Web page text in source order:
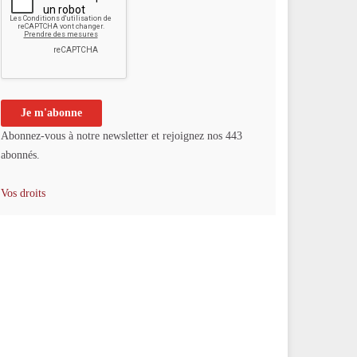
Abonnez-vous à notre newsletter et rejoignez nos 443
abonnés.
Vos droits